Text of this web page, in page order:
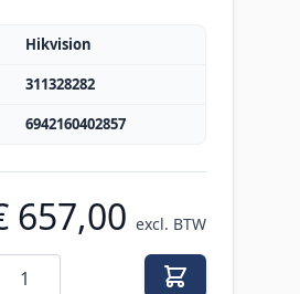
Hikvision
311328282
6942160402857
657,00 excl. BTW
Aantal